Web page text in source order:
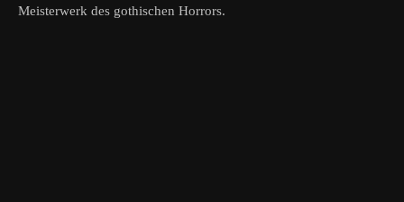
Meisterwerk des gothischen Horrors.